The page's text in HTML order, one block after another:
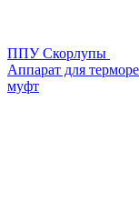
ППУ Скорлупы
Аппарат для
муфт